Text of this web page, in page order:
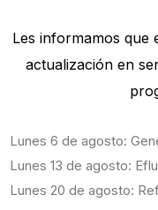
Les informamos que
actualización en
Lunes 6 de agosto:
Lunes 13 de agosto:
Lunes 20 de agosto: